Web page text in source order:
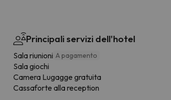
Principali servizi dell'hotel
Sala riunioni A pagamento
Sala giochi
Camera Lugagge gratuita
Cassaforte alla reception